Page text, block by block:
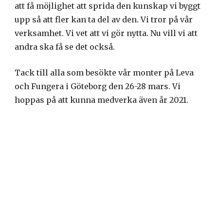
att få möjlighet att sprida den kunskap vi byggt
upp så att fler kan ta del av den. Vi tror på vår
verksamhet. Vi vet att vi gör nytta. Nu vill vi att
andra ska få se det också.
Tack till alla som besökte vår monter på Leva
och Fungera i Göteborg den 26-28 mars. Vi
hoppas på att kunna medverka även år 2021.